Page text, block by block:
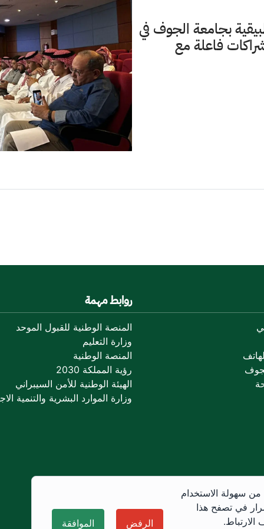
بجامعة الجوف في
فاعلة مع
روابط مهمة
المنصة الوطنية للقبول الموحد
وزارة التعليم
المنصة الوطنية
رؤية المملكة 2030
الهيئة الوطنية للأمن السيبراني
وزارة الموارد البشرية والتنمية
سهولة الاستخدام
في تصفح هذا
الرفض الموافقة